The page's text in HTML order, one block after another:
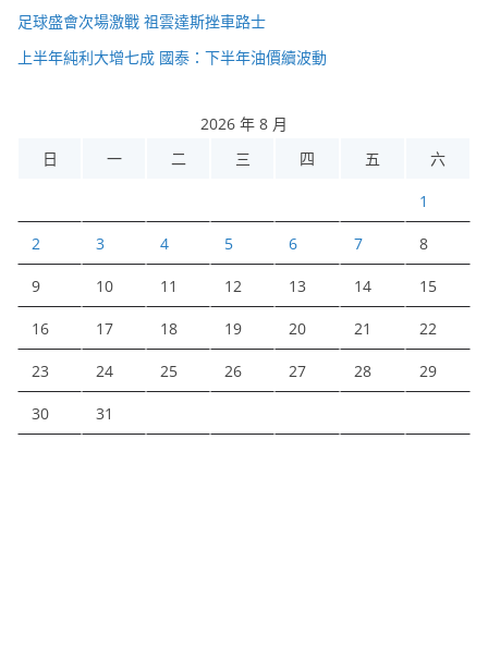
足球盛會次場激戰 祖雲達斯挫車路士
上半年純利大增七成 國泰：下半年油價續波動
2026 年 8 月
日
一 二 三 四 五 六
1
2 3 4 5 6 7 8
9 10 11 12 13 14 15
16 17 18 19 20 21 22
23 24 25 26 27 28 29
30 31